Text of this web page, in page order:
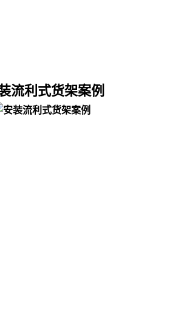
流利式货架案例